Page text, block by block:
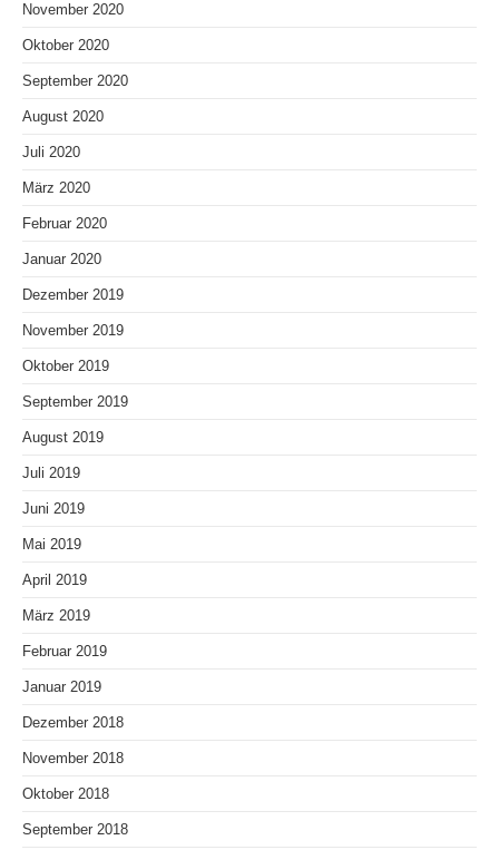
November 2020
Oktober 2020
September 2020
August 2020
Juli 2020
März 2020
Februar 2020
Januar 2020
Dezember 2019
November 2019
Oktober 2019
September 2019
August 2019
Juli 2019
Juni 2019
Mai 2019
April 2019
März 2019
Februar 2019
Januar 2019
Dezember 2018
November 2018
Oktober 2018
September 2018